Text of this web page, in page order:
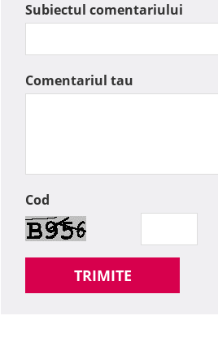
Subiectul comentariului
Comentariul tau
Cod
TRIMITE